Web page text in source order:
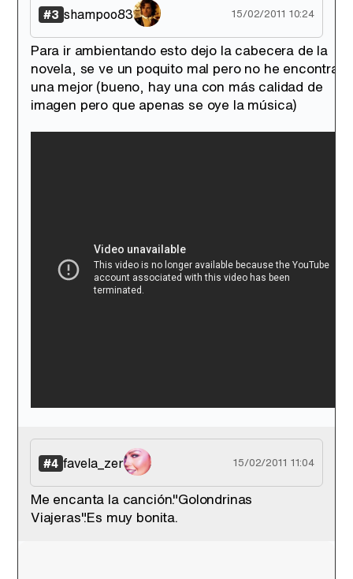
#3 shampoo83 15/02/2011 10:24
Para ir ambientando esto dejo la cabecera de la
novela, se ve un poquito mal pero no he
una mejor (bueno, hay una con más calidad de
imagen pero que apenas se oye la música)
#4 favela_zer 15/02/2011 11:04
Me encanta la canción."Golondrinas
Viajeras".Es muy bonita.